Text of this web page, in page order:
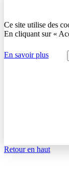
Ce site utilise des
En cliquant sur «
En savoir plus
Retour en haut